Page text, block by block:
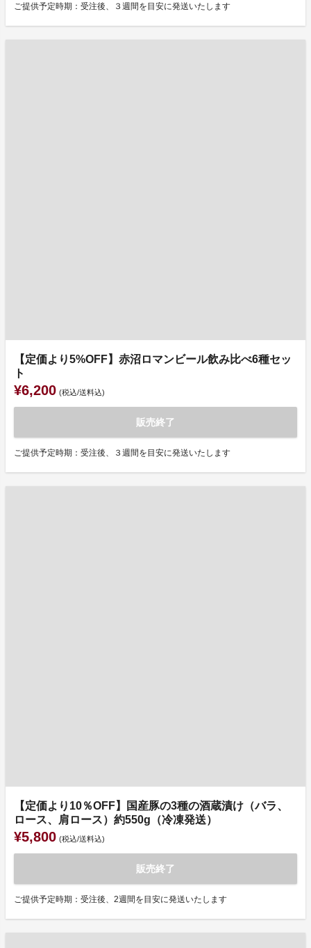
ご提供予定時期：受注後、３週間を目安に発送いたします
【定価より5%OFF】赤沼ロマンビール飲み比べ6種セッ
ト
¥6,200 (税込/送料込)
販売終了
ご提供予定時期：受注後、３週間を目安に発送いたします
【定価より10％OFF】国産豚の3種の酒蔵漬け（バラ、
ロース、肩ロース）約550g（冷凍発送）
¥5,800 (税込/送料込)
販売終了
ご提供予定時期：受注後、2週間を目安に発送いたします